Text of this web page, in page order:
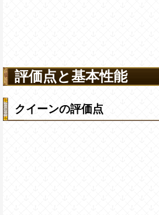
評価点と基本性能
クイーンの評価点